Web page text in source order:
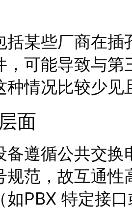
括某些厂商在
，可能导致与
种情况比较少
面
备遵循公共交
规范，故互通
如PBX 特定接